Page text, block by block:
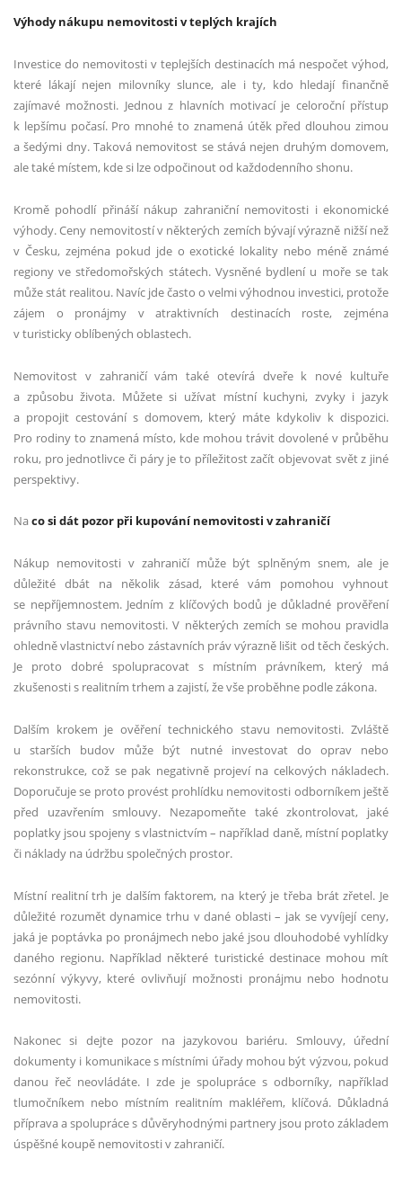
Výhody nákupu nemovitosti v teplých krajích
Investice do nemovitosti v teplejších destinacích má nespočet výhod,
které lákají nejen milovníky slunce, ale i ty, kdo hledají finančně
zajímavé možnosti. Jednou z hlavních motivací je celoroční přístup
k lepšímu počasí. Pro mnohé to znamená útěk před dlouhou zimou
a šedými dny. Taková nemovitost se stává nejen druhým domovem,
ale také místem, kde si lze odpočinout od každodenního shonu.
Kromě pohodlí přináší nákup zahraniční nemovitosti i ekonomické
výhody. Ceny nemovitostí v některých zemích bývají výrazně nižší než
v Česku, zejména pokud jde o exotické lokality nebo méně známé
regiony ve středomořských státech. Vysněné bydlení u moře se tak
může stát realitou. Navíc jde často o velmi výhodnou investici, protože
zájem o pronájmy v atraktivních destinacích roste, zejména
v turisticky oblíbených oblastech.
Nemovitost v zahraničí vám také otevírá dveře k nové kultuře
a způsobu života. Můžete si užívat místní kuchyni, zvyky i jazyk
a propojit cestování s domovem, který máte kdykoliv k dispozici.
Pro rodiny to znamená místo, kde mohou trávit dovolené v průběhu
roku, pro jednotlivce či páry je to příležitost začít objevovat svět z jiné
perspektivy.
Naco si dát pozor při kupování nemovitosti v zahraničí
Nákup nemovitosti v zahraničí může být splněným snem, ale je
důležité dbát na několik zásad, které vám pomohou vyhnout
se nepříjemnostem. Jedním z klíčových bodů je důkladné prověření
právního stavu nemovitosti. V některých zemích se mohou pravidla
ohledně vlastnictví nebo zástavních práv výrazně lišit od těch českých.
Je proto dobré spolupracovat s místním právníkem, který má
zkušenosti s realitním trhem a zajistí, že vše proběhne podle zákona.
Dalším krokem je ověření technického stavu nemovitosti. Zvláště
u starších budov může být nutné investovat do oprav nebo
rekonstrukce, což se pak negativně projeví na celkových nákladech.
Doporučuje se proto provést prohlídku nemovitosti odborníkem ještě
před uzavřením smlouvy. Nezapomeňte také zkontrolovat, jaké
poplatky jsou spojeny s vlastnictvím – například daně, místní poplatky
či náklady na údržbu společných prostor.
Místní realitní trh je dalším faktorem, na který je třeba brát zřetel. Je
důležité rozumět dynamice trhu v dané oblasti – jak se vyvíjejí ceny,
jaká je poptávka po pronájmech nebo jaké jsou dlouhodobé vyhlídky
daného regionu. Například některé turistické destinace mohou mít
sezónní výkyvy, které ovlivňují možnosti pronájmu nebo hodnotu
nemovitosti.
Nakonec si dejte pozor na jazykovou bariéru. Smlouvy, úřední
dokumenty i komunikace s místními úřady mohou být výzvou, pokud
danou řeč neovládáte. I zde je spolupráce s odborníky, například
tlumočníkem nebo místním realitním makléřem, klíčová. Důkladná
příprava a spolupráce s důvěryhodnými partnery jsou proto základem
úspěšné koupě nemovitosti v zahraničí.